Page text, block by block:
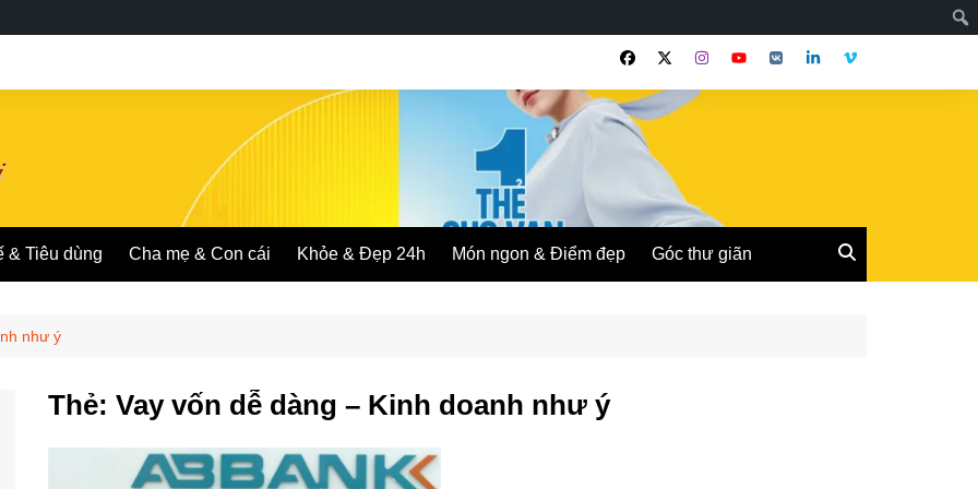
& Tiêu dùng Cha mẹ & Con cái Khỏe & Đẹp 24h Món ngon & Điểm đẹp Góc thư giãn
như ý
Thẻ: Vay vốn dễ dàng – Kinh doanh như ý